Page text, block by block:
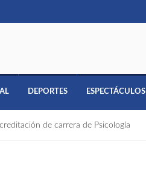
DEPORTES ESPECTÁCULOS
de carrera de Psicología